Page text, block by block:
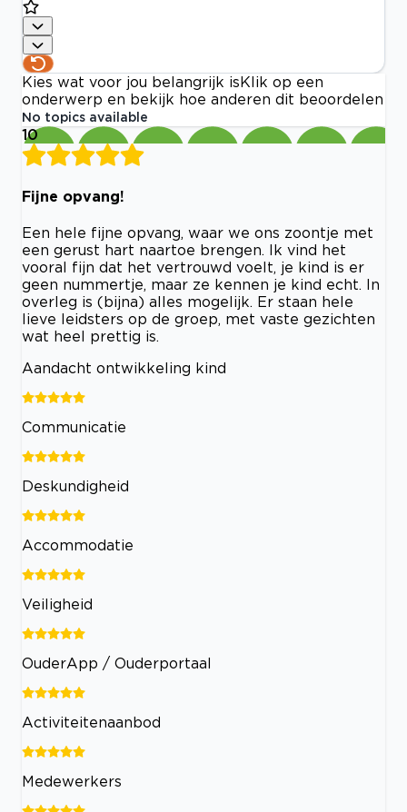
Kies wat voor jou belangrijk is Klik op een
onderwerp en bekijk hoe anderen dit beoordelen
No topics available
10
Fijne opvang!
Een hele fijne opvang, waar we ons zoontje met
een gerust hart naartoe brengen. Ik vind het
vooral fijn dat het vertrouwd voelt, je kind is er
geen nummertje, maar ze kennen je kind echt. In
overleg is (bijna) alles mogelijk. Er staan hele
lieve leidsters op de groep, met vaste gezichten
wat heel prettig is.
Aandacht ontwikkeling kind
Communicatie
Deskundigheid
Accommodatie
Veiligheid
OuderApp / Ouderportaal
Activiteitenaanbod
Medewerkers